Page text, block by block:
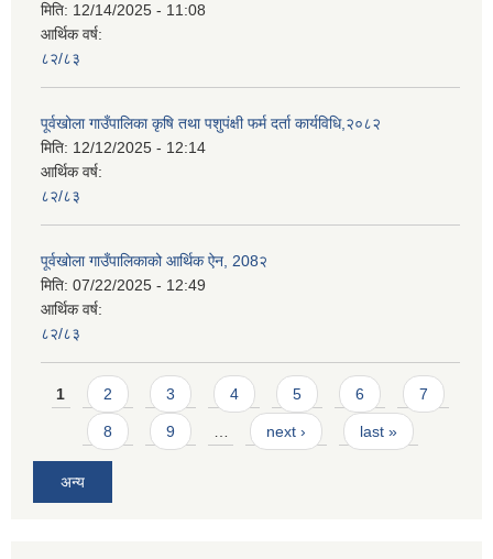
मिति: 12/14/2025 - 11:08
आर्थिक वर्ष:
८२/८३
पूर्वखोला गाउँपालिका कृषि तथा पशुपंक्षी फर्म दर्ता कार्यविधि,२०८२
मिति: 12/12/2025 - 12:14
आर्थिक वर्ष:
८२/८३
पूर्वखोला गाउँपालिकाको आर्थिक ऐन, 208२
मिति: 07/22/2025 - 12:49
आर्थिक वर्ष:
८२/८३
Pages
1 2 3 4 5 6 7
8 9 next › last »
अन्य